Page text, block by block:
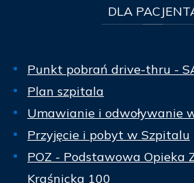
DLA
Punkt pobrań drive-thru -
Plan szpitala
Umawianie i odwoływanie
Przyjęcie i pobyt w Szpitalu
POZ - Podstawowa Opieka
Kraśnicka 100